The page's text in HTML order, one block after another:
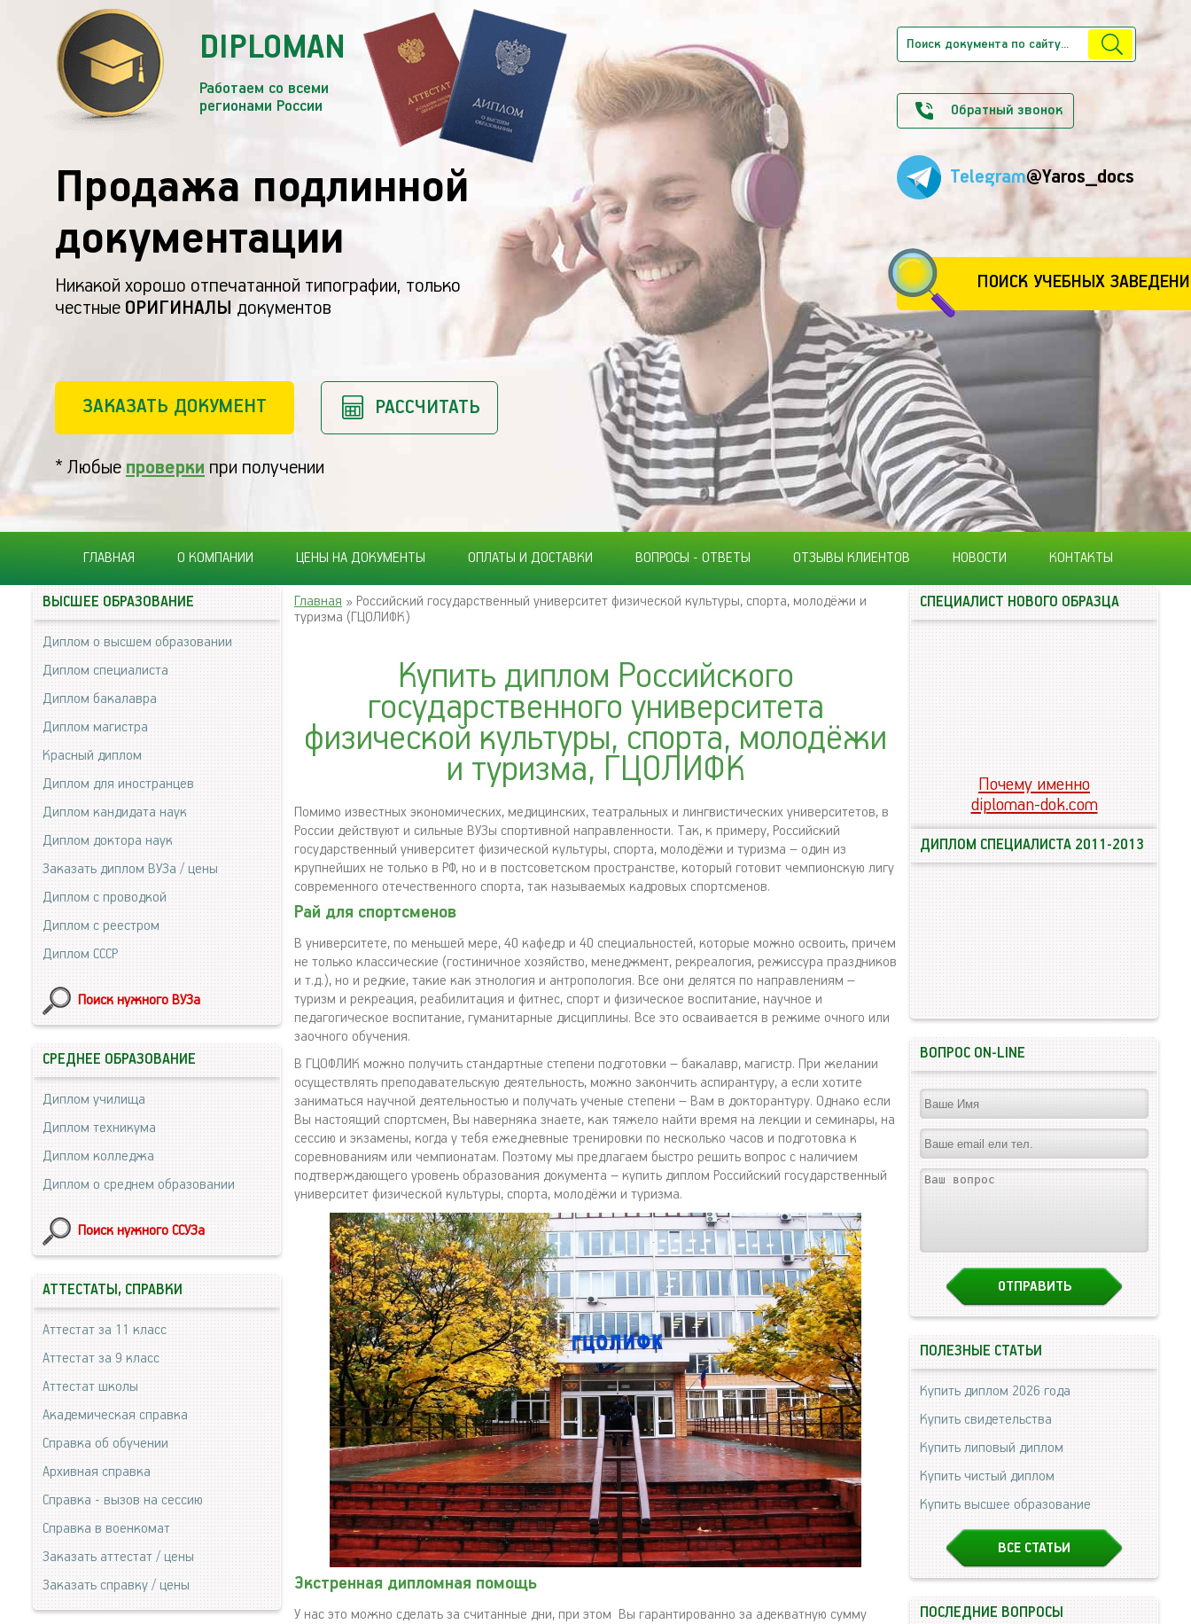
DIPLOMAN
Работаем со всеми
регионами России
Продажа подлинной
документации
Никакой хорошо отпечатанной типографии, только
честные ОРИГИНАЛЫ документов
ЗАКАЗАТЬ ДОКУМЕНТ РАССЧИТАТЬ
* Любые проверки при получении
Обратный звонок
Telegram@Yaros_docs
ПОИСК УЧЕБНЫХ
ГЛАВНАЯ О КОМПАНИИ ЦЕНЫ НА ДОКУМЕНТЫ ОПЛАТЫ И ДОСТАВКИ ВОПРОСЫ - ОТВЕТЫ ОТЗЫВЫ КЛИЕНТОВ НОВОСТИ КОНТАКТЫ
Главная » Российский государственный университет физической культуры, спорта, молодёжи и
туризма (ГЦОЛИФК)
Купить диплом Российского
государственного университета
физической культуры, спорта, молодёжи
и туризма, ГЦОЛИФК
Помимо известных экономических, медицинских, театральных и лингвистических университетов, в
России действуют и сильные ВУЗы спортивной направленности. Так, к примеру, Российский
государственный университет физической культуры, спорта, молодёжи и туризма – один из
крупнейших не только в РФ, но и в постсоветском пространстве, который готовит чемпионскую лигу
современного отечественного спорта, так называемых кадровых спортсменов.
Рай для спортсменов
В университете, по меньшей мере, 40 кафедр и 40 специальностей, которые можно освоить, причем
не только классические (гостиничное хозяйство, менеджмент, рекреалогия, режиссура праздников
и т.д.), но и редкие, такие как этнология и антропология. Все они делятся по направлениям –
туризм и рекреация, реабилитация и фитнес, спорт и физическое воспитание, научное и
педагогическое воспитание, гуманитарные дисциплины. Все это осваивается в режиме очного или
заочного обучения.
В ГЦОФЛИК можно получить стандартные степени подготовки – бакалавр, магистр. При желании
осуществлять преподавательскую деятельность, можно закончить аспирантуру, а если хотите
заниматься научной деятельностью и получать ученые степени – Вам в докторантуру. Однако если
Вы настоящий спортсмен, Вы наверняка знаете, как тяжело найти время на лекции и семинары, на
сессию и экзамены, когда у тебя ежедневные тренировки по несколько часов и подготовка к
соревнованиям или чемпионатам. Поэтому мы предлагаем быстро решить вопрос с наличием
подтверждающего уровень образования документа – купить диплом Российский государственный
университет физической культуры, спорта, молодёжи и туризма.
Экстренная дипломная помощь
У нас это можно сделать за считанные дни, при этом Вы гарантированно за адекватную сумму
ВЫСШЕЕ ОБРАЗОВАНИЕ
Диплом о высшем образовании
Диплом специалиста
Диплом бакалавра
Диплом магистра
Красный диплом
Диплом для иностранцев
Диплом кандидата наук
Диплом доктора наук
Заказать диплом ВУЗа / цены
Диплом с проводкой
Диплом с реестром
Диплом СССР
Поиск нужного ВУЗа
СРЕДНЕЕ ОБРАЗОВАНИЕ
Диплом училища
Диплом техникума
Диплом колледжа
Диплом о среднем образовании
Поиск нужного ССУЗа
АТТЕСТАТЫ, СПРАВКИ
Аттестат за 11 класс
Аттестат за 9 класс
Аттестат школы
Академическая справка
Справка об обучении
Архивная справка
Справка - вызов на сессию
Справка в военкомат
Заказать аттестат / цены
Заказать справку / цены
СПЕЦИАЛИСТ НОВОГО ОБРАЗЦА
Почему именно
diploman-dok.com
ДИПЛОМ СПЕЦИАЛИСТА 2011-2013
ВОПРОС ON-LINE
ПОЛЕЗНЫЕ СТАТЬИ
Купить диплом 2026 года
Купить свидетельства
Купить липовый диплом
Купить чистый диплом
Купить высшее образование
ВСЕ СТАТЬИ
ПОСЛЕДНИЕ ВОПРОСЫ